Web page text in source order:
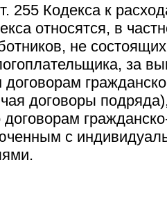
255 Кодекса к
относятся, в
не
за
договоры
с